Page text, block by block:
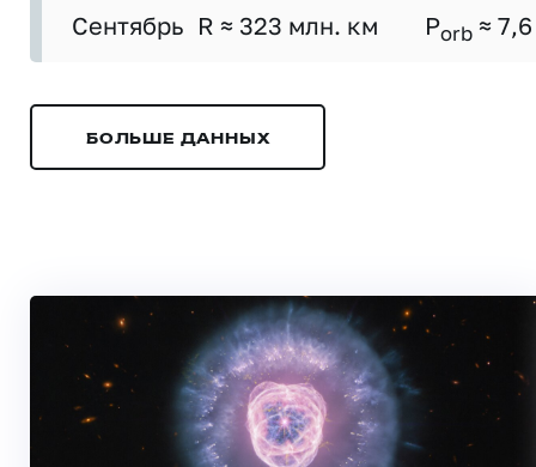
Сентябрь R ≈ 323 млн. км Porb ≈ 7,6
БОЛЬШЕ ДАННЫХ